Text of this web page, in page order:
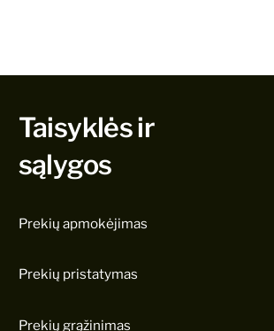
Taisyklės ir
sąlygos
Prekių apmokėjimas
Prekių pristatymas
Prekių grąžinimas